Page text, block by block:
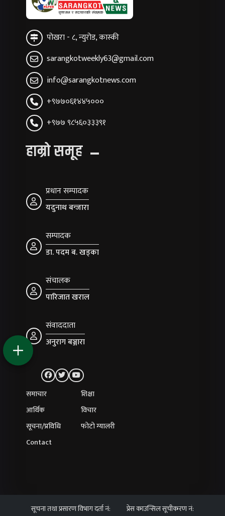
पोखरा - ८, न्युरोड, कास्की
sarangkotweekly63@gmail.com
info@sarangkotnews.com
+९७७०६१४४५०००
+९७७ ९८५६०३३३९१
हाम्रो समूह
प्रधान सम्पादक
यदुनाथ बन्जारा
सम्पादक
डा. पदम ब. खड्का
संचालक
पारिजात खराल
संवाददाता
अनुराग बञ्जारा
समाचार
शिक्षा
आर्थिक
विचार
सूचना/प्रविधि
फोटो ग्यालरी
Contact
सूचना तथा प्रसारण विभाग दर्ता नं: प्रेस काउन्सिल सूचीकरण नं: